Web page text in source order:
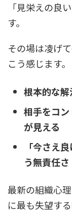
「見栄えの良
す。
その場は凌げ
こう感じます。
根本的な
相手をコ
が見える
「今さえ
う無責任さ
最新の組織心
に最も失望す